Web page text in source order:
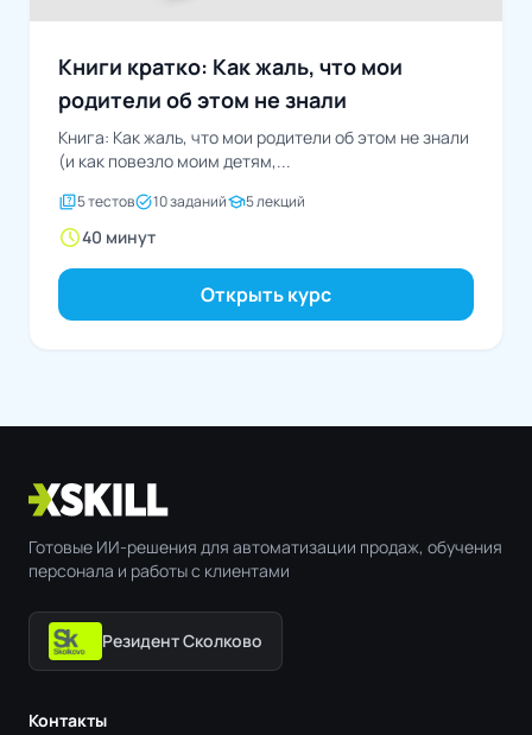
Книги кратко: Как жаль, что мои
родители об этом не знали
Книга: Как жаль, что мои родители об этом не знали
(и как повезло моим детям,...
quiz5 тестовtask_alt10 заданийschool5 лекций
schedule40 минут
Открыть курс
Готовые ИИ-решения для автоматизации продаж, обучения
персонала и работы с клиентами
Резидент Сколково
Контакты